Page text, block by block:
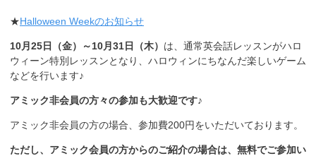
★Halloween Weekのお知らせ
10月25日（金）～10月31日（木） は、通常英会話レッスンがハロ
ウィーン特別レッスンとなり、ハロウィンにちなんだ楽しいゲーム
などを行います♪
アミック非会員の方々の参加も大歓迎です♪
アミック非会員の方の場合、参加費200円をいただいております。
ただし、アミック会員の方からのご紹介の場合は、無料でご参加い